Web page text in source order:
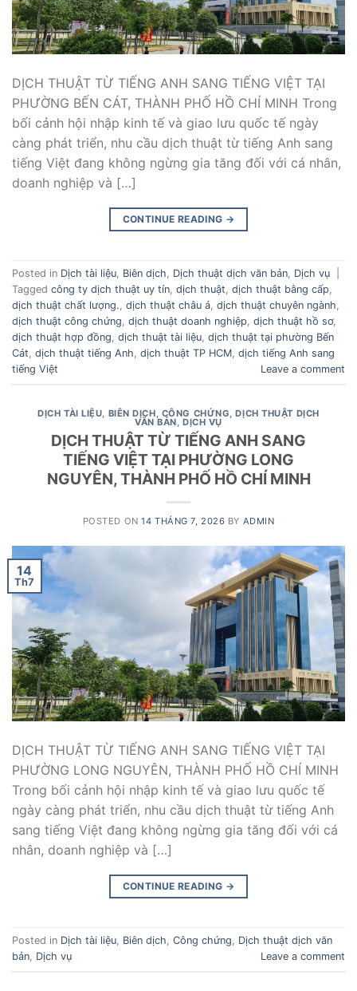
DỊCH THUẬT TỪ TIẾNG ANH SANG TIẾNG VIỆT TẠI
PHƯỜNG BẾN CÁT, THÀNH PHỐ HỒ CHÍ MINH Trong
bối cảnh hội nhập kinh tế và giao lưu quốc tế ngày
càng phát triển, nhu cầu dịch thuật từ tiếng Anh sang
tiếng Việt đang không ngừng gia tăng đối với cá nhân,
doanh nghiệp và […]
CONTINUE READING →
Posted in Dịch tài liệu, Biên dịch, Dịch thuật dịch văn bản, Dịch vụ
Tagged công ty dịch thuật uy tín, dịch thuật, dịch thuật bằng cấp,
dịch thuật chất lượng., dịch thuật châu á, dịch thuật chuyên ngành,
dịch thuật công chứng, dịch thuật doanh nghiệp, dịch thuật hồ sơ,
dịch thuật hợp đồng, dịch thuật tài liệu, dịch thuật tại phường Bến
Cát, dịch thuật tiếng Anh, dịch thuật TP HCM, dịch tiếng Anh sang
tiếng Việt
Leave a comment
DỊCH TÀI LIỆU, BIÊN DỊCH, CÔNG CHỨNG,DỊCH THUẬT DỊCH
VĂN BẢN,DỊCH VỤ
DỊCH THUẬT TỪ TIẾNG ANH SANG
TIẾNG VIỆT TẠI PHƯỜNG LONG
NGUYÊN, THÀNH PHỐ HỒ CHÍ MINH
POSTED ON14 THÁNG 7, 2026 BY ADMIN
14
Th7
DỊCH THUẬT TỪ TIẾNG ANH SANG TIẾNG VIỆT TẠI
PHƯỜNG LONG NGUYÊN, THÀNH PHỐ HỒ CHÍ MINH
Trong bối cảnh hội nhập kinh tế và giao lưu quốc tế
ngày càng phát triển, nhu cầu dịch thuật từ tiếng Anh
sang tiếng Việt đang không ngừng gia tăng đối với cá
nhân, doanh nghiệp và […]
CONTINUE READING →
Posted in Dịch tài liệu, Biên dịch, Công chứng, Dịch thuật dịch văn
bản, Dịch vụ Leave a comment